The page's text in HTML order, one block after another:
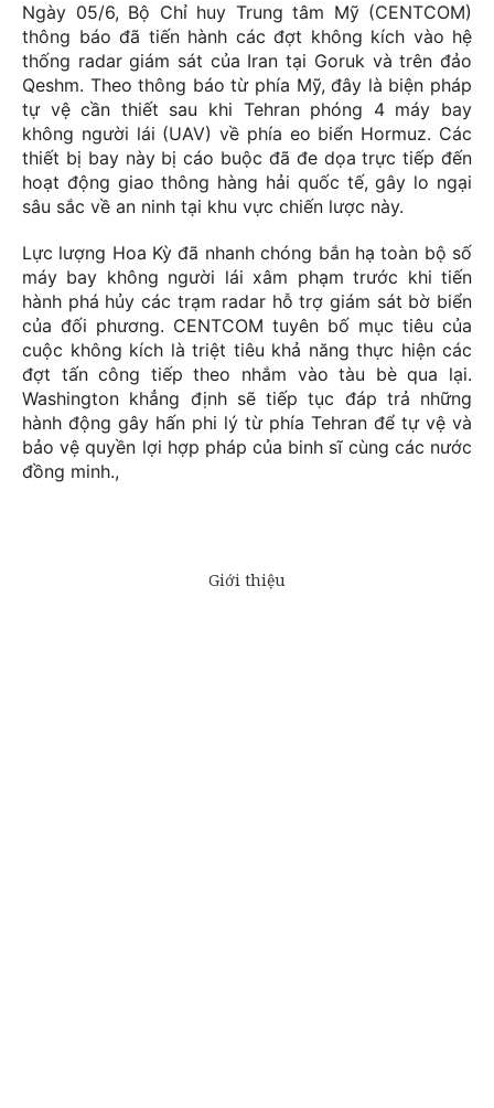
Ngày 05/6, Bộ Chỉ huy Trung tâm Mỹ (CENTCOM)
thông báo đã tiến hành các đợt không kích vào hệ
thống radar giám sát của Iran tại Goruk và trên đảo
Qeshm. Theo thông báo từ phía Mỹ, đây là biện pháp
tự vệ cần thiết sau khi Tehran phóng 4 máy bay
không người lái (UAV) về phía eo biển Hormuz. Các
thiết bị bay này bị cáo buộc đã đe dọa trực tiếp đến
hoạt động giao thông hàng hải quốc tế, gây lo ngại
sâu sắc về an ninh tại khu vực chiến lược này.
Lực lượng Hoa Kỳ đã nhanh chóng bắn hạ toàn bộ số
máy bay không người lái xâm phạm trước khi tiến
hành phá hủy các trạm radar hỗ trợ giám sát bờ biển
của đối phương. CENTCOM tuyên bố mục tiêu của
cuộc không kích là triệt tiêu khả năng thực hiện các
đợt tấn công tiếp theo nhắm vào tàu bè qua lại.
Washington khẳng định sẽ tiếp tục đáp trả những
hành động gây hấn phi lý từ phía Tehran để tự vệ và
bảo vệ quyền lợi hợp pháp của binh sĩ cùng các nước
đồng minh.,